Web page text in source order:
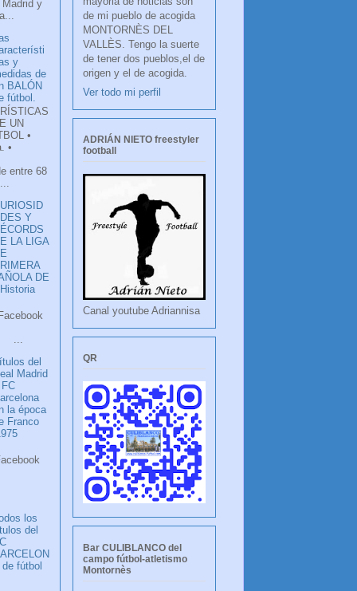
Madrid y
y
de
BALÓN
fútbol.
UN
•
•
entre 68
Y
LA LIGA
DE
del
Madrid
la época
Franco
los
del
de fútbol
de mi pueblo de acogida
MONTORNÈS DEL
VALLÈS. Tengo la suerte
de tener dos pueblos,el de
origen y el de acogida.
Ver todo mi perfil
ADRIÁN NIETO freestyler
football
Canal youtube Adriannisa
QR
Bar CULIBLANCO del
campo fútbol-atletismo
Montornès